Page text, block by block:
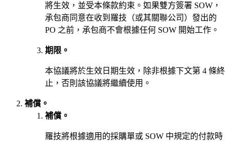
將生效，並受本條款約束。如果雙方簽署 SOW，
承包商同意在收到羅技（或其關聯公司）發出的
PO 之前，承包商不會根據任何 SOW 開始工作。
期限。
本協議將於生效日期生效，除非根據下文第 4 條終
止，否則該協議將繼續使用。
補償。
補償。
羅技將根據適用的採購單或 SOW 中規定的付款時